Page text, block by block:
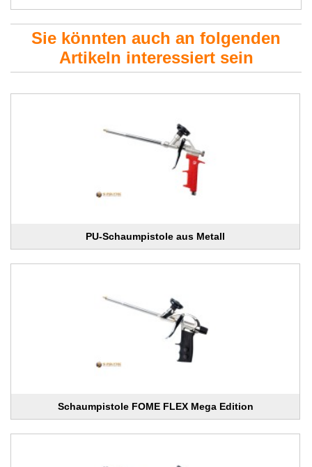
Sie könnten auch an folgenden
Artikeln interessiert sein
PU-Schaumpistole aus Metall
Schaumpistole FOME FLEX Mega Edition